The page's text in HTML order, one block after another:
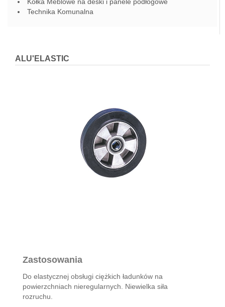
Technika Komunalna
ALU'ELASTIC
Zastosowania
Do elastycznej obsługi ciężkich ładunków na
powierzchniach nieregularnych. Niewielka siła
rozruchu.